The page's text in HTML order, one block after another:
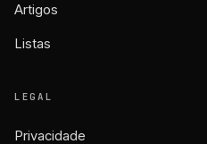
Artigos
Listas
LEGAL
Privacidade